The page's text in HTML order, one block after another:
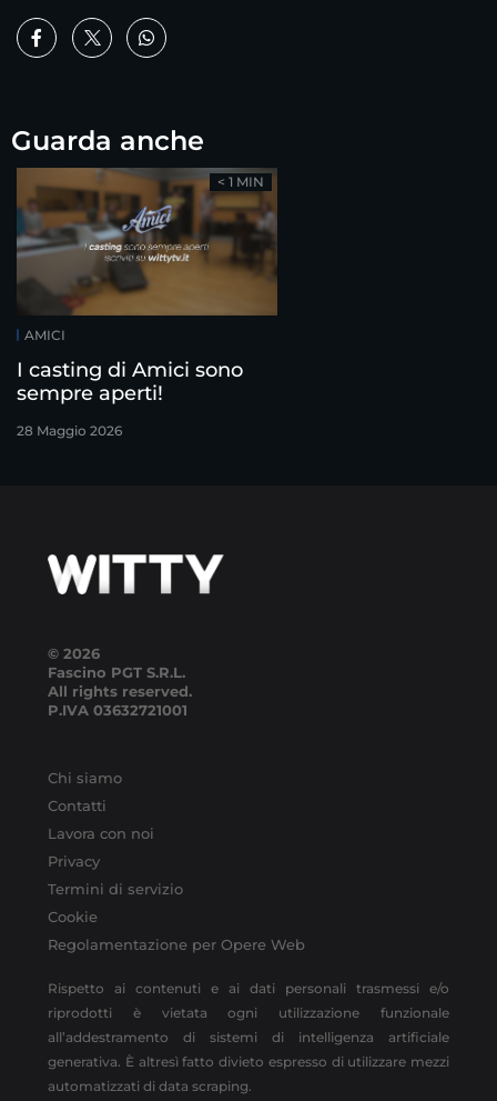
Guarda anche
AMICI
I casting di Amici sono
sempre aperti!
28 Maggio 2026
< 1 MIN
© 2026
Fascino PGT S.R.L.
All rights reserved.
P.IVA 03632721001
Chi siamo
Contatti
Lavora con noi
Privacy
Termini di servizio
Cookie
Regolamentazione per Opere Web
Rispetto ai contenuti e ai dati personali trasmessi e/o
riprodotti è vietata ogni utilizzazione funzionale
all’addestramento di sistemi di intelligenza artificiale
generativa. È altresì fatto divieto espresso di utilizzare mezzi
automatizzati di data scraping.